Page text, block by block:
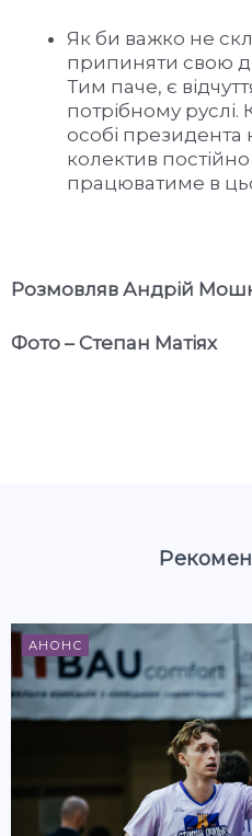
Як би важко не
припиняти свою
Тим паче, є
потрібному руслі.
особі президента
колектив
працюватиме в
Розмовляв Андрій
Фото – Степан Матіях
АНОНС